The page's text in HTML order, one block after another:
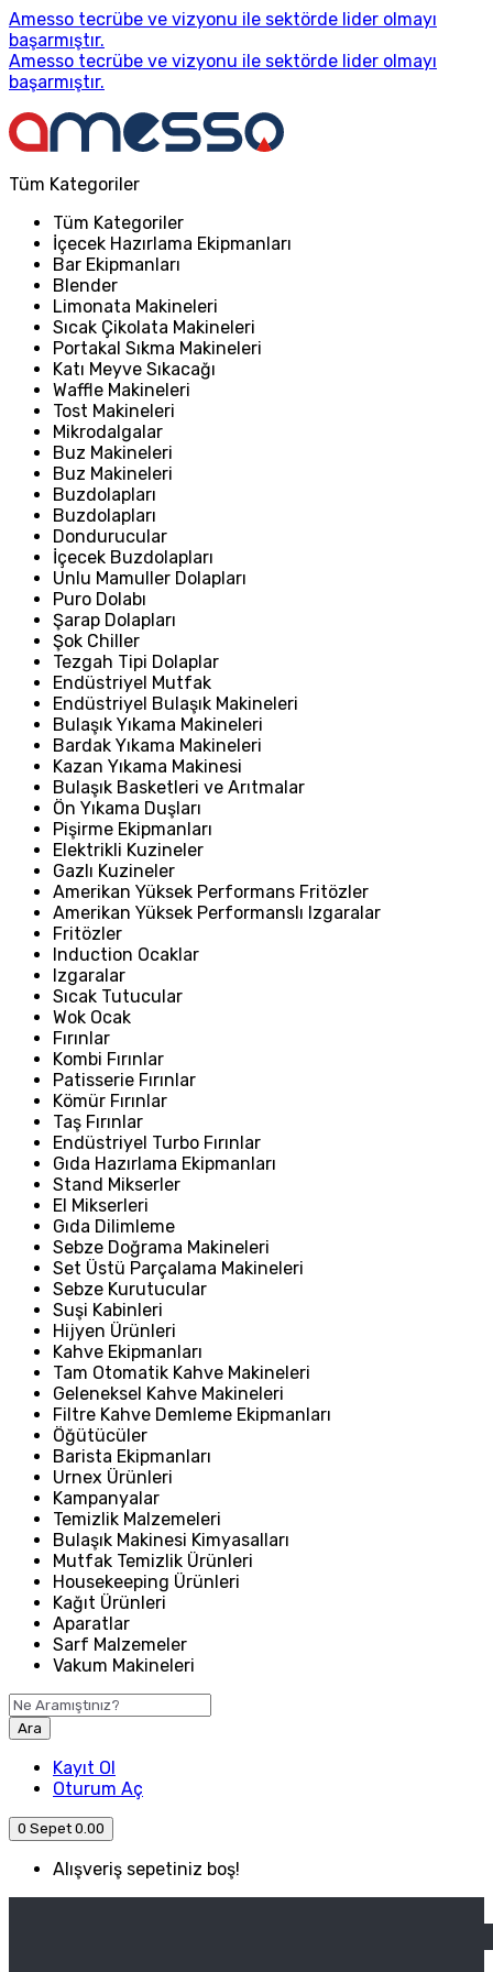
Amesso tecrübe ve vizyonu ile sektörde lider olmayı
başarmıştır.
Amesso tecrübe ve vizyonu ile sektörde lider olmayı
başarmıştır.
Tüm Kategoriler
Tüm Kategoriler
İçecek Hazırlama Ekipmanları
Bar Ekipmanları
Blender
Limonata Makineleri
Sıcak Çikolata Makineleri
Portakal Sıkma Makineleri
Katı Meyve Sıkacağı
Waffle Makineleri
Tost Makineleri
Mikrodalgalar
Buz Makineleri
Buz Makineleri
Buzdolapları
Buzdolapları
Dondurucular
İçecek Buzdolapları
Unlu Mamuller Dolapları
Puro Dolabı
Şarap Dolapları
Şok Chiller
Tezgah Tipi Dolaplar
Endüstriyel Mutfak
Endüstriyel Bulaşık Makineleri
Bulaşık Yıkama Makineleri
Bardak Yıkama Makineleri
Kazan Yıkama Makinesi
Bulaşık Basketleri ve Arıtmalar
Ön Yıkama Duşları
Pişirme Ekipmanları
Elektrikli Kuzineler
Gazlı Kuzineler
Amerikan Yüksek Performans Fritözler
Amerikan Yüksek Performanslı Izgaralar
Fritözler
Induction Ocaklar
Izgaralar
Sıcak Tutucular
Wok Ocak
Fırınlar
Kombi Fırınlar
Patisserie Fırınlar
Kömür Fırınlar
Taş Fırınlar
Endüstriyel Turbo Fırınlar
Gıda Hazırlama Ekipmanları
Stand Mikserler
El Mikserleri
Gıda Dilimleme
Sebze Doğrama Makineleri
Set Üstü Parçalama Makineleri
Sebze Kurutucular
Suşi Kabinleri
Hijyen Ürünleri
Kahve Ekipmanları
Tam Otomatik Kahve Makineleri
Geleneksel Kahve Makineleri
Filtre Kahve Demleme Ekipmanları
Öğütücüler
Barista Ekipmanları
Urnex Ürünleri
Kampanyalar
Temizlik Malzemeleri
Bulaşık Makinesi Kimyasalları
Mutfak Temizlik Ürünleri
Housekeeping Ürünleri
Kağıt Ürünleri
Aparatlar
Sarf Malzemeler
Vakum Makineleri
Ara
Kayıt Ol
Oturum Aç
0 Sepet 0.00
Alışveriş sepetiniz boş!